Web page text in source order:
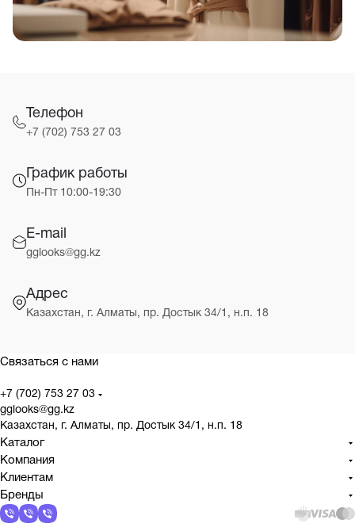
Телефон
+7 (702) 753 27 03
График работы
Пн-Пт 10:00-19:30
E-mail
gglooks@gg.kz
Адрес
Казахстан, г. Алматы, пр. Достык 34/1, н.п. 18
Связаться с нами
+7 (702) 753 27 03
gglooks@gg.kz
Казахстан, г. Алматы, пр. Достык 34/1, н.п. 18
Каталог
Компания
Клиентам
Бренды